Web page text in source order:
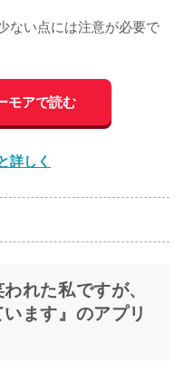
ない点には注意が必要で
モアで読む
詳しく
れた私ですが、
ます』のアプリ